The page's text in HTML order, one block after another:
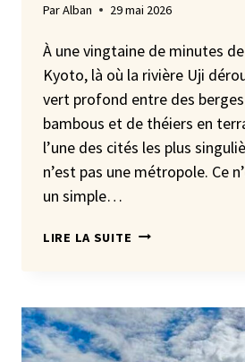
ParAlban 29 mai 2026
À une vingtaine de minutes
Kyoto, là où la rivière Uji
vert profond entre des
bambous et de théiers en
l’une des cités les plus
n’est pas une métropole. Ce
un simple…
LIRE LA SUITE UJI,
DU
MATCHA